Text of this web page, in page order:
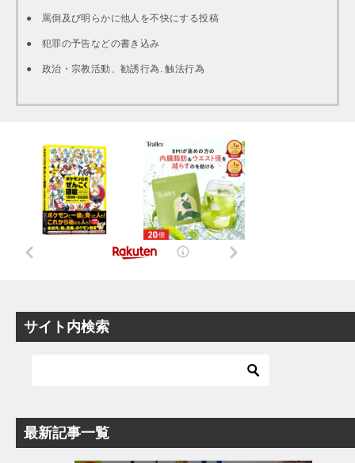
● 罵倒及び明らかに他人を不快にする投稿
● 犯罪の予告などの書き込み
● 政治・宗教活動、勧誘行為. 触法行為
サイト内検索
最新記事一覧